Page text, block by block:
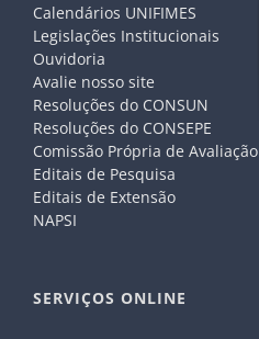
Calendários UNIFIMES
Legislações Institucionais
Ouvidoria
Avalie nosso site
Resoluções do CONSUN
Resoluções do CONSEPE
Comissão Própria de Avaliação
Editais de Pesquisa
Editais de Extensão
NAPSI
SERVIÇOS ONLINE